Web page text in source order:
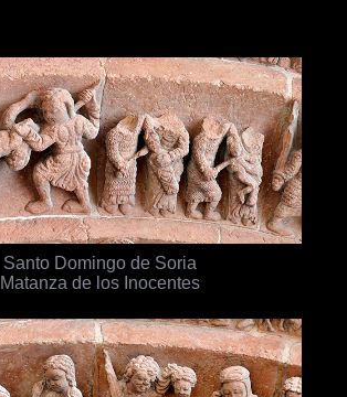
Santo Domingo de Soria
Matanza de los Inocentes